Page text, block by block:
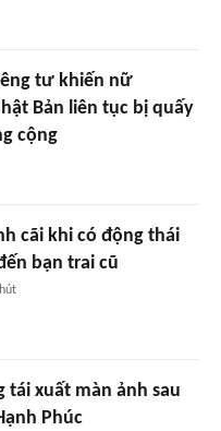
tư khiến nữ
Bản liên tục bị quấy
cộng
cãi khi có động thái
bạn trai cũ
tái xuất màn ảnh sau
Phúc